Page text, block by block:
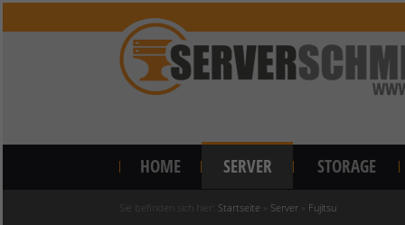
HOME SERVER STORAGE
Sie befinden sich hier: Startseite Server Fujitsu